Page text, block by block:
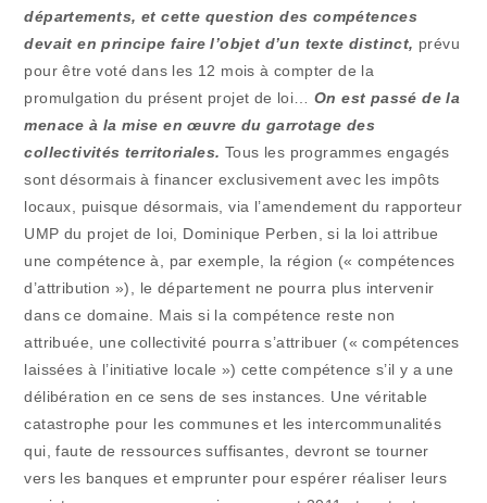
départements, et cette question des compétences
devait en principe faire l’objet d’un texte distinct, prévu
pour être voté dans les 12 mois à compter de la
promulgation du présent projet de loi…On est passé de la
menace à la mise en œuvre du garrotage des
collectivités territoriales.Tous les programmes engagés
sont désormais à financer exclusivement avec les impôts
locaux, puisque désormais, via l’amendement du rapporteur
UMP du projet de loi, Dominique Perben, si la loi attribue
une compétence à, par exemple, la région (« compétences
d’attribution »), le département ne pourra plus intervenir
dans ce domaine. Mais si la compétence reste non
attribuée, une collectivité pourra s’attribuer (« compétences
laissées à l’initiative locale ») cette compétence s’il y a une
délibération en ce sens de ses instances. Une véritable
catastrophe pour les communes et les intercommunalités
qui, faute de ressources suffisantes, devront se tourner
vers les banques et emprunter pour espérer réaliser leurs